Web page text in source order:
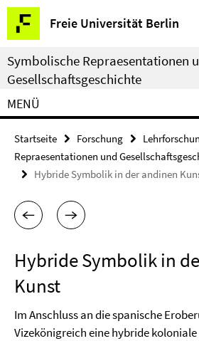
Springe
direkt
zu
Inhalt
Freie Universität Berlin
Service-
Navigation
Symbolische Repraesentationen
Gesellschaftsgeschichte
MENÜ
Startseite Forschung
Repraesentationen und
Hybride Symbolik in der andinen
Hybride Symbolik in
Kunst
Im Anschluss an die spanische
Vizekönigreich eine hybride